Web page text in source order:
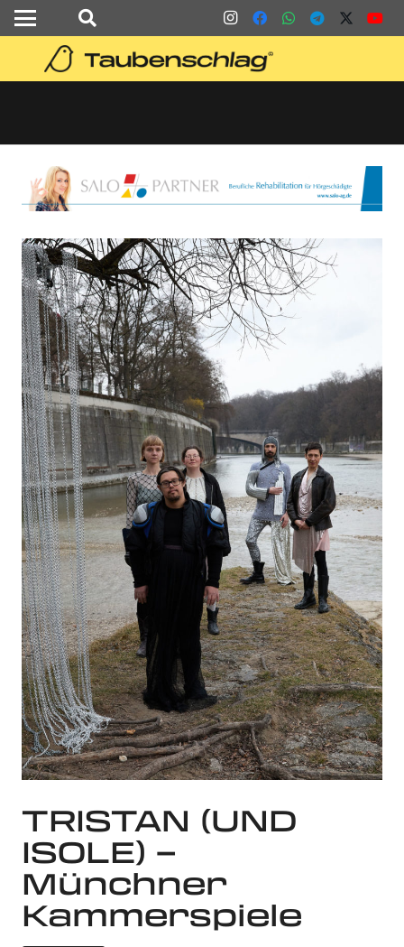
TRISTAN (UND
ISOLE) –
Münchner
Kammerspiele